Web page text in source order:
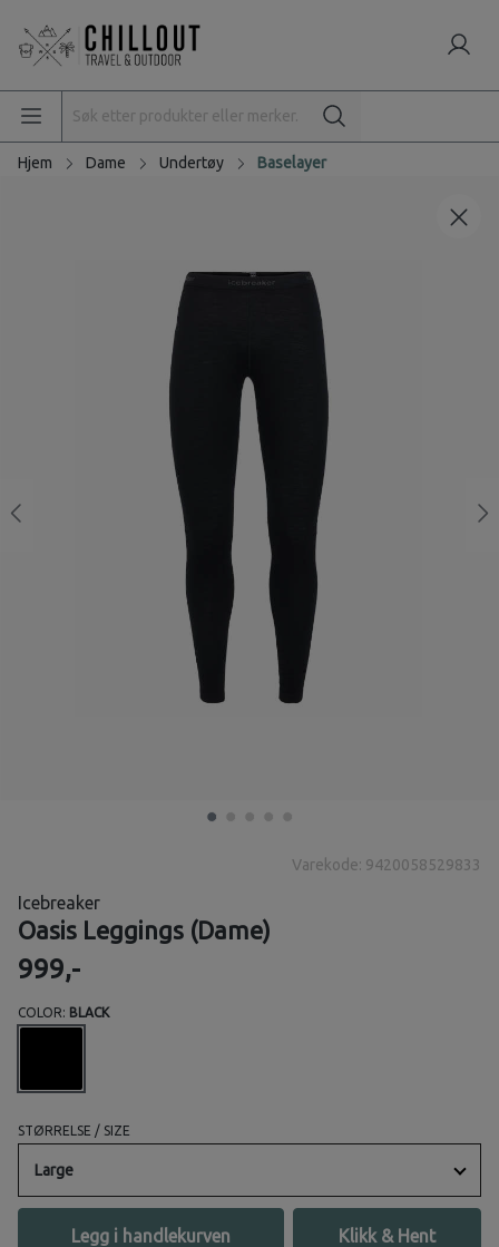
Hjem Dame Undertøy Baselayer
Varekode: 9420058529833
Icebreaker
Oasis Leggings (Dame)
999,-
COLOR: BLACK
STØRRELSE / SIZE
Large
Legg i handlekurven Klikk & Hent